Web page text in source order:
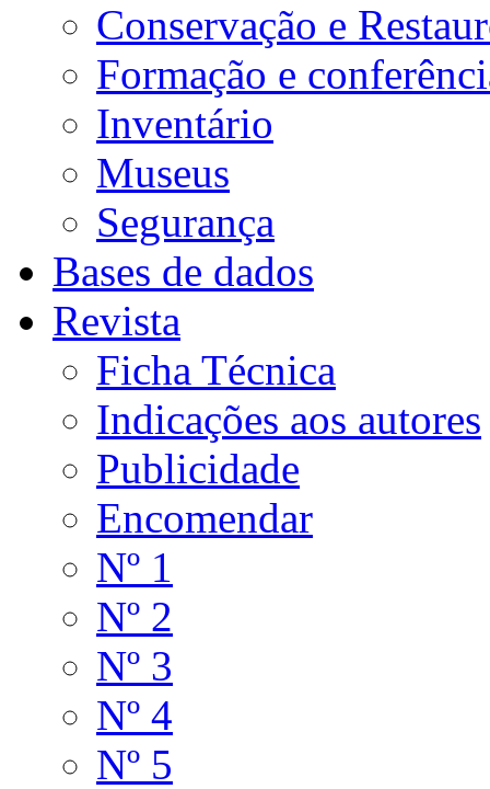
Conservação e
Formação e
Inventário
Museus
Segurança
Bases de dados
Revista
Ficha Técnica
Indicações aos autores
Publicidade
Encomendar
Nº 1
Nº 2
Nº 3
Nº 4
Nº 5